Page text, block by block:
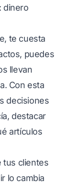
dinero
te cuesta
puedes
llevan
Con esta
decisiones
destacar
artículos
tus clientes
lo cambia